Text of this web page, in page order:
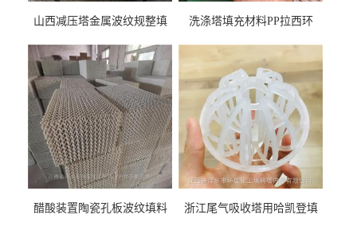
山西减压塔金属波纹规整填
料
洗涤塔填充材料PP拉西环
醋酸装置陶瓷孔板波纹填料
浙江尾气吸收塔用哈凯登填